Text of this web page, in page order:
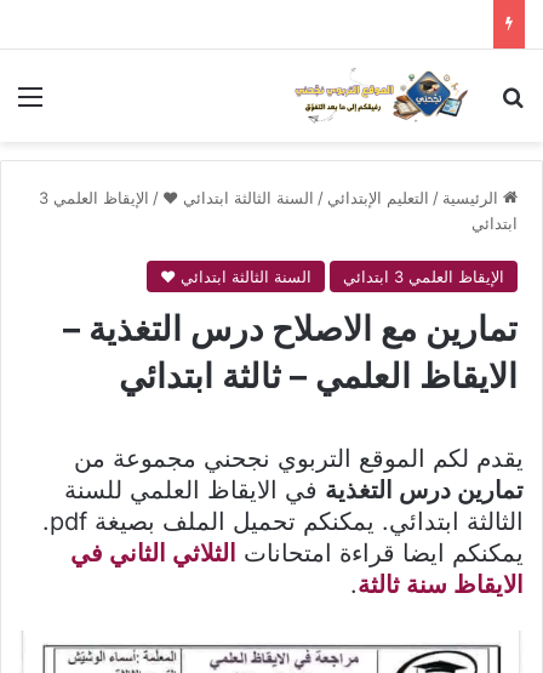
بحث عن
الرئيسية / التعليم الإبتدائي / السنة الثالثة ابتدائي ❤ /
الإيقاظ العلمي 3
ابتدائي
الإيقاظ العلمي 3 ابتدائي السنة الثالثة ابتدائي ❤
تمارين مع الاصلاح درس التغذية –
الايقاظ العلمي – ثالثة ابتدائي
يقدم لكم الموقع التربوي نجحني مجموعة من
تمارين درس التغذية في الايقاظ العلمي للسنة
الثالثة ابتدائي. يمكنكم تحميل الملف بصيغة pdf.
يمكنكم ايضا قراءة امتحانات الثلاثي الثاني في
الايقاظ سنة ثالثة.